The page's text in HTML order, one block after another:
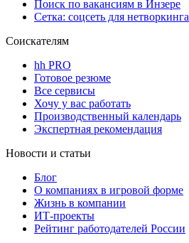
Поиск по вакансиям в Инзере
Сетка: соцсеть для нетворкинга
Соискателям
hh PRO
Готовое резюме
Все сервисы
Хочу у вас работать
Производственный календарь
Экспертная рекомендация
Новости и статьи
Блог
О компаниях в игровой форме
Жизнь в компании
ИТ-проекты
Рейтинг работодателей России